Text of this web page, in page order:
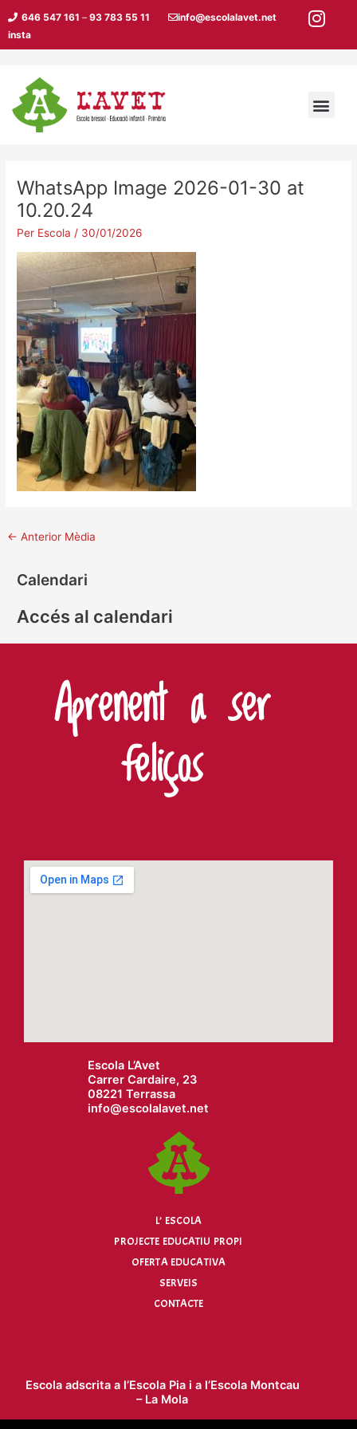
contingut
646 547 161 – 93 783 55 11
info@escolalavet.net
insta
WhatsApp Image 2026-01-30 at
10.20.24
Per Escola / 30/01/2026
d'entrades
← Anterior Mèdia
Calendari
Accés al calendari
Aprenent a ser
feliços
Escola L’Avet
Carrer Cardaire, 23
08221 Terrassa
info@escolalavet.net
L’ ESCOLA
PROJECTE EDUCATIU PROPI
OFERTA EDUCATIVA
SERVEIS
CONTACTE
Escola adscrita a l’Escola Piai a l’Escola Montcau
– La Mola